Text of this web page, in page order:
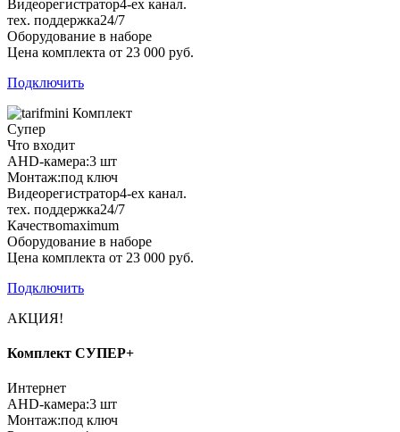
Видеорегистратор4-ех канал.
тех. поддержка24/7
Оборудование в наборе
Цена комплекта от 23 000 руб.
Подключить
Комплект
Супер
Что входит
AHD-камера:3 шт
Монтаж:под ключ
Видеорегистратор4-ех канал.
тех. поддержка24/7
Качествоmaximum
Оборудование в наборе
Цена комплекта от 23 000 руб.
Подключить
АКЦИЯ!
Комплект СУПЕР+
Интернет
AHD-камера:3 шт
Монтаж:под ключ